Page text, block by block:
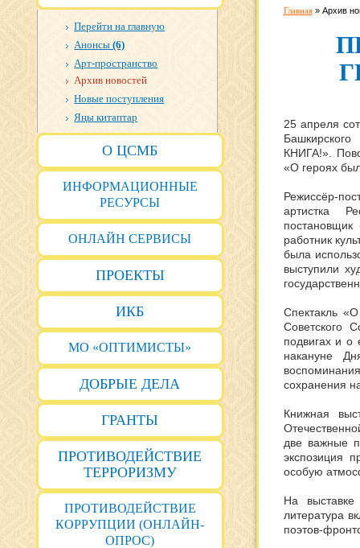
Перейти на главную
Анонсы(6)
Арт-пространство
Архив новостей
Новые поступления
Яңы китаптар
О ЦСМБ
ИНФОРМАЦИОННЫЕ
РЕСУРСЫ
ОНЛАЙН СЕРВИСЫ
ПРОЕКТЫ
ИКБ
МО «ОПТИМИСТЫ»
ДОБРЫЕ ДЕЛА
ГРАНТЫ
ПРОТИВОДЕЙСТВИЕ
ТЕРРОРИЗМУ
ПРОТИВОДЕЙСТВИЕ
КОРРУПЦИИ (ОНЛАЙН-
ОПРОС)
Главная» Архив
25 апреля
КНИГА!».
«О героях
Режиссёр-
артистка
работник
была
выступили
Спектакль
Советского
подвигах и
накануне
сохранения
Книжная
две важные
экспозиция
особую
На выставке
литература
поэтов-